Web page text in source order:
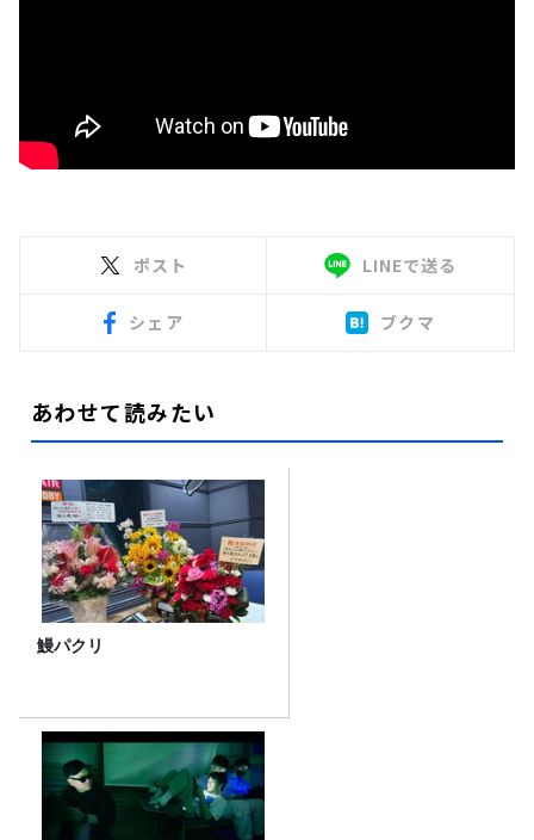
ポスト LINEで送る
シェア ブクマ
あわせて読みたい
鰻パクリ